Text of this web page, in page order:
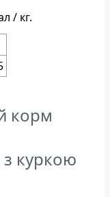
/ кг.
корм
з куркою